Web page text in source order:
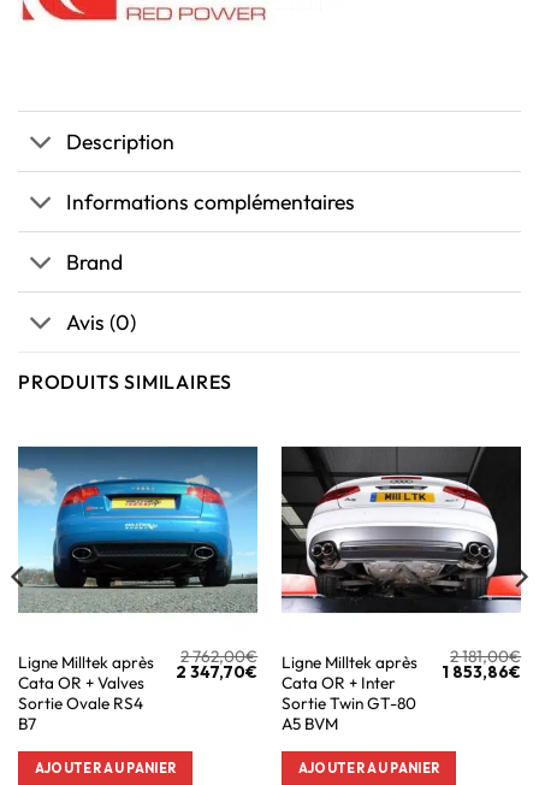
Description
Informations complémentaires
Brand
Avis (0)
PRODUITS SIMILAIRES
Ligne Milltek après
Cata OR + Valves
Sortie Ovale RS4
B7
2 762,00€
2 347,70€
AJOUTER AU PANIER
Ligne Milltek après
Cata OR + Inter
Sortie Twin GT-80
A5 BVM
2 181,00€
1 853,86€
AJOUTER AU PANIER